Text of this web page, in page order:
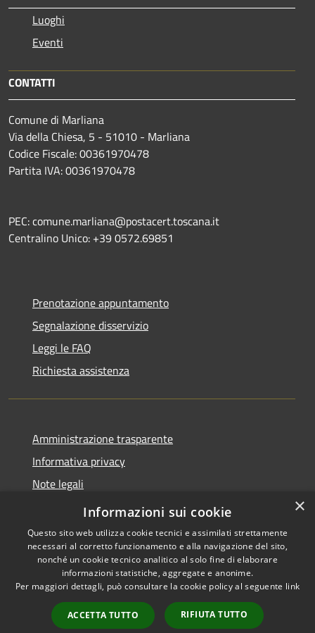
Luoghi
Eventi
CONTATTI
Comune di Marliana
Via della Chiesa, 5 - 51010 - Marliana
Codice Fiscale: 00361970478
Partita IVA: 00361970478
PEC: comune.marliana@postacert.toscana.it
Centralino Unico: +39 0572.69851
Prenotazione appuntamento
Segnalazione disservizio
Leggi le FAQ
Richiesta assistenza
Amministrazione trasparente
Informativa privacy
Note legali
Dichiarazione di accessibilità
Accessibilità
Copyright © 2026 • Comune di
Marliana • Powered by
Municipium•
Accesso
redazione
×
Informazioni sui cookie
Questo sito web utilizza cookie tecnici e assimilati strettamente
necessari al corretto funzionamento e alla navigazione del sito,
nonché un cookie tecnico analitico al solo fine di elaborare
informazioni statistiche, aggregate e anonime.
Per maggiori dettagli, può consultare la cookie policy al seguente link
ACCETTA TUTTO RIFIUTA TUTTO